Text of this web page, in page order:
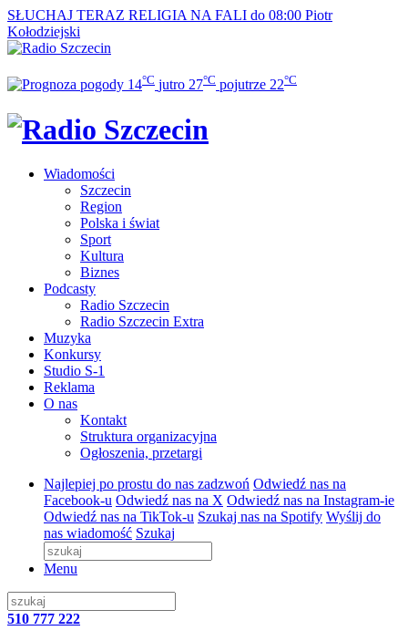
SŁUCHAJ TERAZ RELIGIA NA FALI do 08:00 Piotr
Kołodziejski
14°C jutro 27°C pojutrze 22°C
Wiadomości
Szczecin
Region
Polska i świat
Sport
Kultura
Biznes
Podcasty
Radio Szczecin
Radio Szczecin Extra
Muzyka
Konkursy
Studio S-1
Reklama
O nas
Kontakt
Struktura organizacyjna
Ogłoszenia, przetargi
Najlepiej po prostu do nas zadzwoń Odwiedź nas na
Facebook-u Odwiedź nas na X Odwiedź nas na Instagram-ie
Odwiedź nas na TikTok-u Szukaj nas na Spotify Wyślij do
nas wiadomość Szukaj
Menu
510 777 222